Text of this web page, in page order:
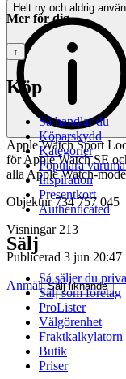
Helt ny och aldrig
Apple Watch Sport
för Apple Watch SE
alla Apple Watch-
Objektnr 734 757 045
Visningar 213
Publicerad 3 jun 20:47
Anmäl Sälj liknande
Mer för dig
↑
Köp
Så handlar du
Köparskydd
Kategorier
Populära
Inspiration
Presentkort
Authenticated
Sälj
Så säljer du
Sälj som företag
ProLister
Välgörenhet
Fraktkalkylatorn
Butik
Priser